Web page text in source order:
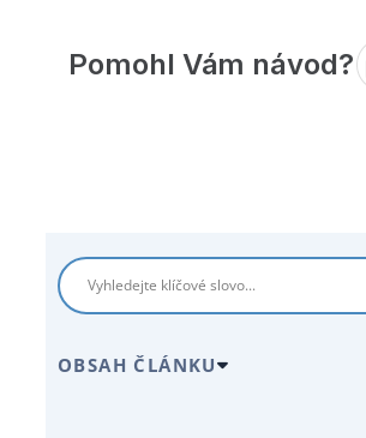
Pomohl Vám návod?
OBSAH ČLÁNKU